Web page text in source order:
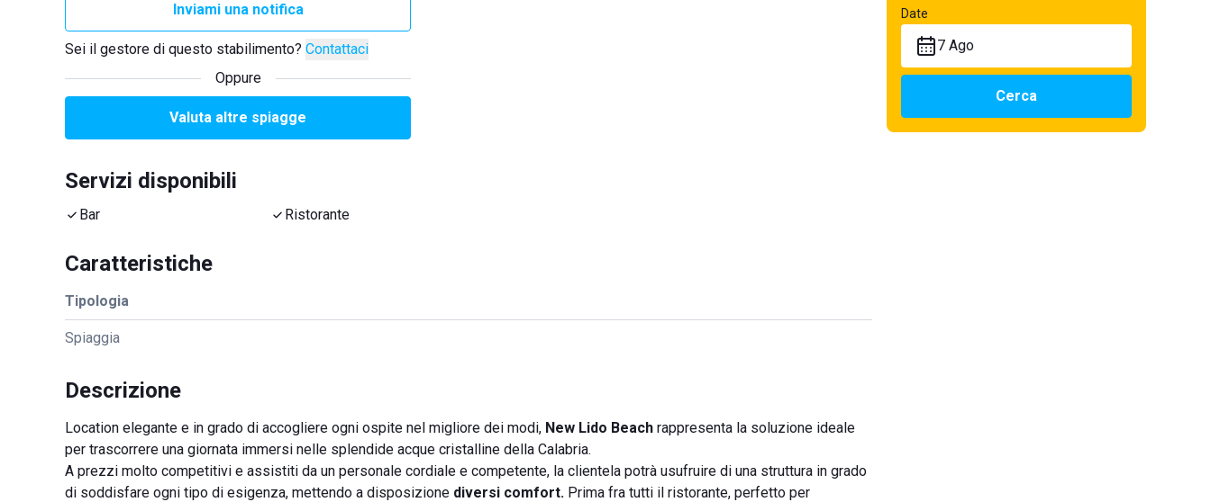
Inviami una notifica
Sei il gestore di questo stabilimento? Contattaci
Oppure
Valuta altre spiagge
Servizi disponibili
Bar Ristorante
Caratteristiche
Tipologia
Spiaggia
Descrizione
Location elegante e in grado di accogliere ogni ospite nel migliore dei modi, New Lido Beach rappresenta la soluzione ideale
per trascorrere una giornata immersi nelle splendide acque cristalline della Calabria.
A prezzi molto competitivi e assistiti da un personale cordiale e competente, la clientela potrà usufruire di una struttura in grado
di soddisfare ogni tipo di esigenza, mettendo a disposizione diversi comfort. Prima fra tutti il ristorante, perfetto per
Date
7 Ago
Cerca